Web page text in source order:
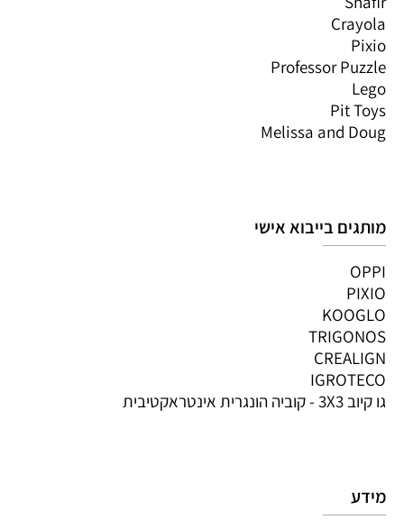
Crayola
Pixio
Professor Puzzle
Lego
Pit Toys
Melissa and Doug
מותגים בייבוא אישי
OPPI
PIXIO
KOOGLO
TRIGONOS
CREALIGN
IGROTECO
גו קיוב 3X3 - קוביה הונגרית אינטראקטיבית
מידע